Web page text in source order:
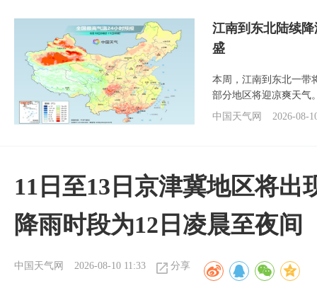
江南到东北陆续
盛
本周，江南到东北一带
部分地区将迎凉爽天气
中国天气网
2026-08-
11日至13日京津冀地区将出
降雨时段为12日凌晨至夜间
中国天气网 2026-08-10 11:33 分享